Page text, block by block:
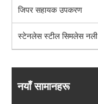
जिपर सहायक उपकरण
स्टेनलेस स्टील सिमलेस नली
नयाँ सामानहरू